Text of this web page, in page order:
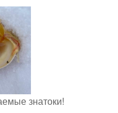
знатоки!